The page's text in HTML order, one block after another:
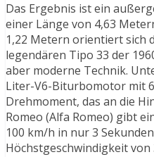
Das Ergebnis ist ein
einer Länge von 4,63
1,22 Metern orientiert sich
legendären Tipo 33 der
aber moderne Technik.
Liter-V6-Biturbomotor mit
Drehmoment, das an die
Romeo (Alfa Romeo) gibt
100 km/h in nur 3
Höchstgeschwindigkeit von